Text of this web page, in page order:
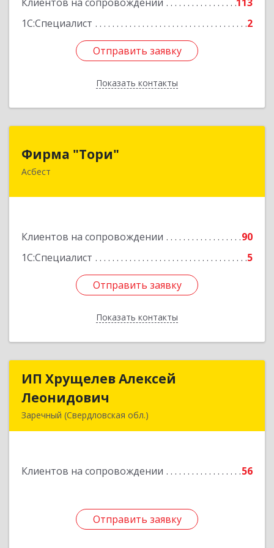
1С:Специалист
2
Отправить заявку
Показать контакты
Отправить заявку
Назад
Фирма "Тори"
Асбест
Клиентов на сопровождении
90
1С:Специалист
5
Отправить заявку
Показать контакты
624286, Свердловская обл, Асбест г, Малышева
Отправить заявку
Назад
ИП Хрущелев Алексей
Леонидович
Заречный (Свердловская обл.)
Клиентов на сопровождении 56
Отправить заявку
ИП Хрущелев Алексей
Подробнее
Отправить заявку